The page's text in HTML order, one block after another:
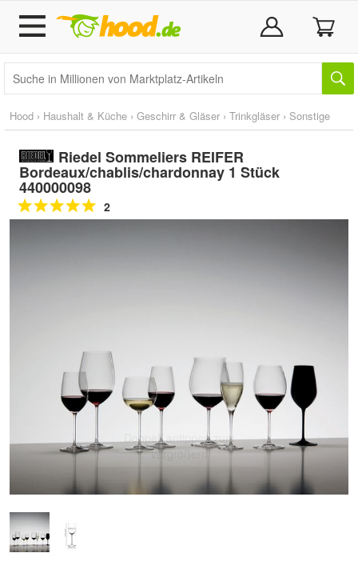
Hood › Haushalt & Küche › Geschirr & Gläser › Trinkgläser › Sonstige
Riedel Sommeliers REIFER
Bordeaux/chablis/chardonnay 1 Stück
440000098
2
Doppelt antippen zum
vergrößern